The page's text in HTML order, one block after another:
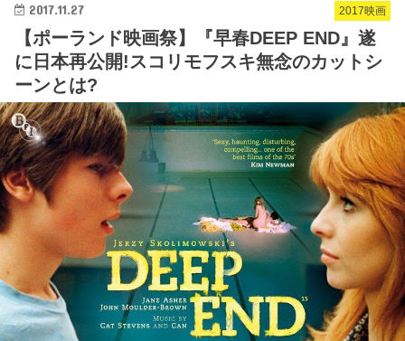
2017映画
2017.11.27
【ポーランド映画祭】『早春DEEP END』遂
に日本再公開!スコリモフスキ無念のカットシ
ーンとは?